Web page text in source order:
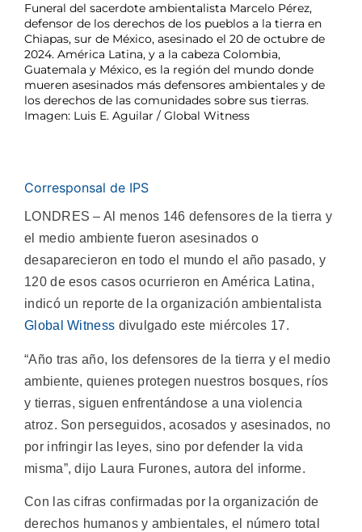
Funeral del sacerdote ambientalista Marcelo Pérez,
defensor de los derechos de los pueblos a la tierra en
Chiapas, sur de México, asesinado el 20 de octubre de
2024. América Latina, y a la cabeza Colombia,
Guatemala y México, es la región del mundo donde
mueren asesinados más defensores ambientales y de
los derechos de las comunidades sobre sus tierras.
Imagen: Luis E. Aguilar / Global Witness
Corresponsal de IPS
LONDRES – Al menos 146 defensores de la tierra y
el medio ambiente fueron asesinados o
desaparecieron en todo el mundo el año pasado, y
120 de esos casos ocurrieron en América Latina,
indicó un reporte de la organización ambientalista
Global Witness divulgado este miércoles 17.
“Año tras año, los defensores de la tierra y el medio
ambiente, quienes protegen nuestros bosques, ríos
y tierras, siguen enfrentándose a una violencia
atroz. Son perseguidos, acosados y asesinados, no
por infringir las leyes, sino por defender la vida
misma”, dijo Laura Furones, autora del informe.
Con las cifras confirmadas por la organización de
derechos humanos y ambientales, el número total